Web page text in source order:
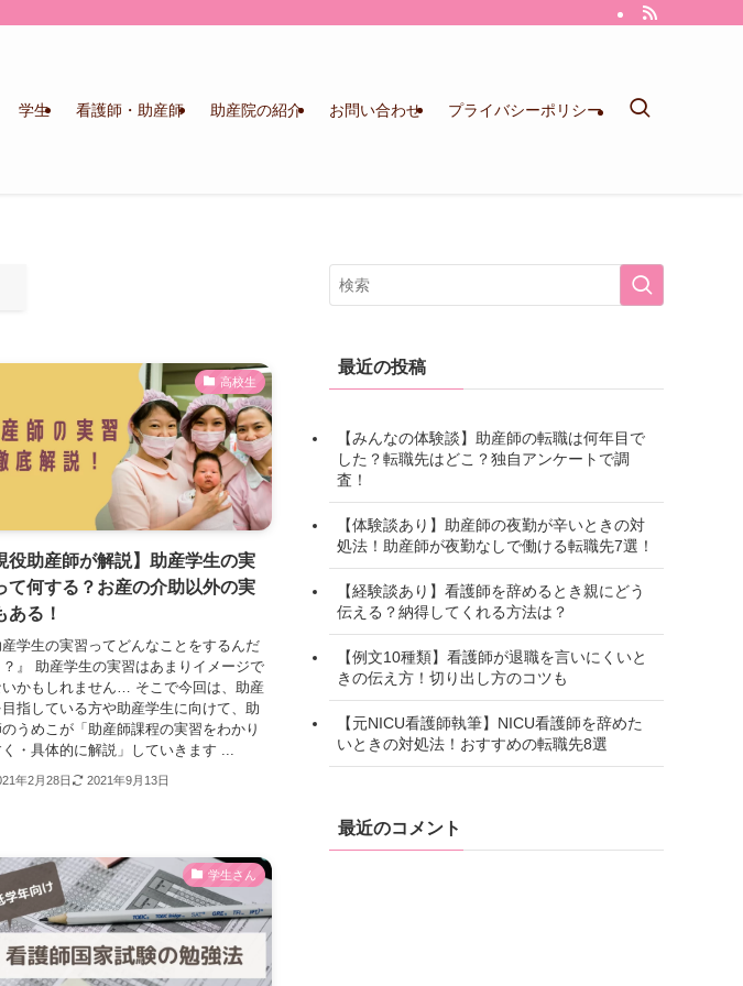
学生 看護師・助産師 助産院の紹介 お問い合わせ プライバシーポリシー
高校生
役助産師が解説】助産学生の実
て何する？お産の介助以外の実
ある！
産学生の実習ってどんなことをするんだ
？』 助産学生の実習はあまりイメージで
いかもしれません… そこで今回は、助産
指している方や助産学生に向けて、助
うめこが「助産師課程の実習をわかり
・具体的に解説」していきます ...
年2月28日 2021年9月13日
学生さん
最近の投稿
【みんなの体験談】助産師の転職は何年目で
した？転職先はどこ？独自アンケートで調
査！
【体験談あり】助産師の夜勤が辛いときの対
処法！助産師が夜勤なしで働ける転職先7選！
【経験談あり】看護師を辞めるとき親にどう
伝える？納得してくれる方法は？
【例文10種類】看護師が退職を言いにくいと
きの伝え方！切り出し方のコツも
【元NICU看護師執筆】NICU看護師を辞めた
いときの対処法！おすすめの転職先8選
最近のコメント